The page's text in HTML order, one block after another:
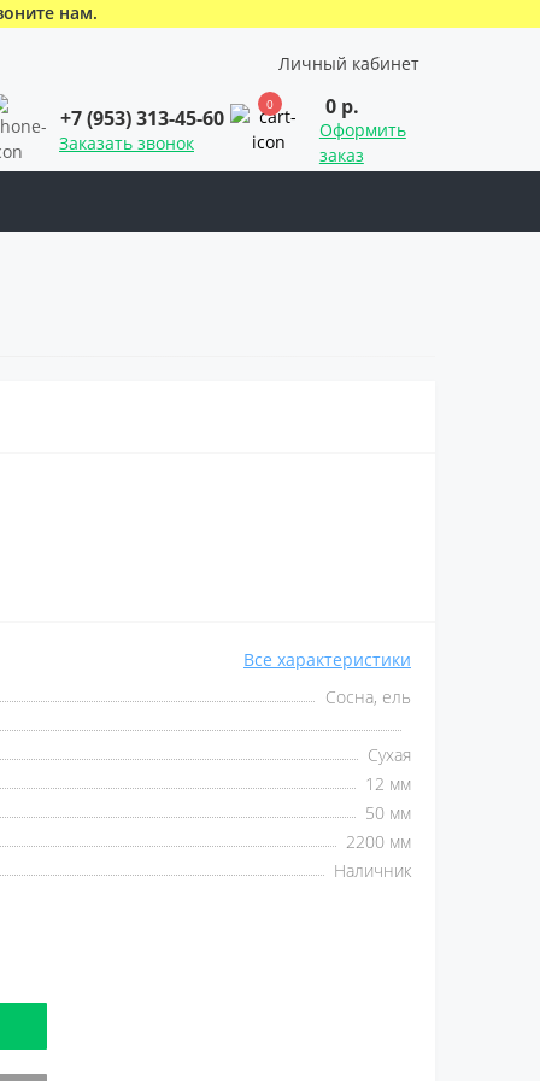
нам.
Личный кабинет
+7 (953) 313-45-60
Заказать звонок
0 0 р.
Оформить
заказ
Все характеристики
Сосна, ель
Сухая
12 мм
50 мм
2200 мм
Наличник